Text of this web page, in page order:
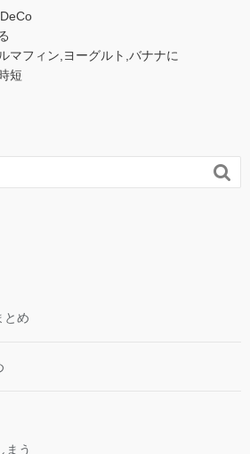
マフィン,ヨーグルト,バナナに
短

とめ
まう